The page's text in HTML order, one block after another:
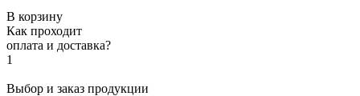
В корзину
Как проходит
оплата и доставка?
1
Выбор и заказ продукции